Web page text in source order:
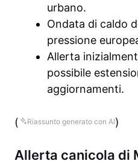
urbano.
Ondata di caldo
pressione
Allerta
possibile
aggiornamenti.
( Riassunto generato con AI)
Allerta canicola di